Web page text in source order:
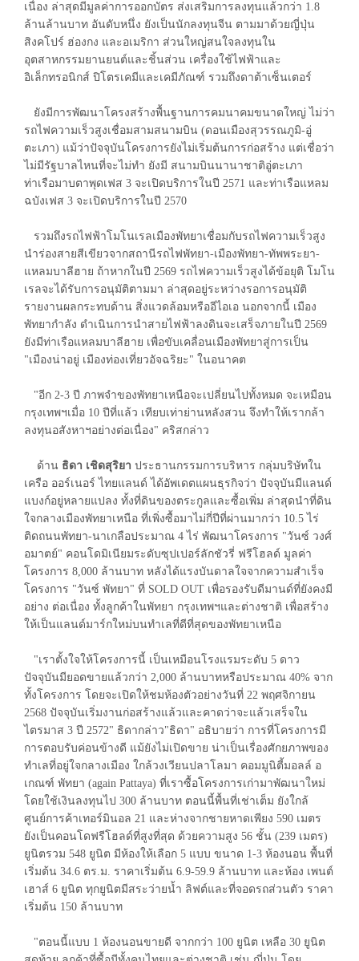
เนื่อง ล่าสุดมีมูลค่าการออกบัตร ส่งเสริมการลงทุนแล้วกว่า 1.8
ล้านล้านบาท อันดับหนึ่ง ยังเป็นนักลงทุนจีน ตามมาด้วยญี่ปุ่น
สิงคโปร์ ฮ่องกง และอเมริกา ส่วนใหญ่สนใจลงทุนใน
อุตสาหกรรมยานยนต์และชิ้นส่วน เครื่องใช้ไฟฟ้าและ
อิเล็กทรอนิกส์ ปิโตรเคมีและเคมีภัณฑ์ รวมถึงดาต้าเซ็นเตอร์
ยังมีการพัฒนาโครงสร้างพื้นฐานการคมนาคมขนาดใหญ่ ไม่ว่า
รถไฟความเร็วสูงเชื่อมสามสนามบิน (ดอนเมืองสุวรรณภูมิ-อู่
ตะเภา) แม้ว่าปัจจุบันโครงการยังไม่เริ่มต้นการก่อสร้าง แต่เชื่อว่า
ไม่มีรัฐบาลไหนที่จะไม่ทำ ยังมี สนามบินนานาชาติอู่ตะเภา
ท่าเรือมาบตาพุดเฟส 3 จะเปิดบริการในปี 2571 และท่าเรือแหลม
ฉบังเฟส 3 จะเปิดบริการในปี 2570
รวมถึงรถไฟฟ้าโมโนเรลเมืองพัทยาเชื่อมกับรถไฟความเร็วสูง
นำร่องสายสีเขียวจากสถานีรถไฟพัทยา-เมืองพัทยา-ทัพพระยา-
แหลมบาลีฮาย ถ้าหากในปี 2569 รถไฟความเร็วสูงได้ข้อยุติ โมโน
เรลจะได้รับการอนุมัติตามมา ล่าสุดอยู่ระหว่างรอการอนุมัติ
รายงานผลกระทบด้าน สิ่งแวดล้อมหรืออีไอเอ นอกจากนี้ เมือง
พัทยากำลัง ดำเนินการนำสายไฟฟ้าลงดินจะเสร็จภายในปี 2569
ยังมีท่าเรือแหลมบาลีฮาย เพื่อขับเคลื่อนเมืองพัทยาสู่การเป็น
"เมืองน่าอยู่ เมืองท่องเที่ยวอัจฉริยะ" ในอนาคต
"อีก 2-3 ปี ภาพจำของพัทยาเหนือจะเปลี่ยนไปทั้งหมด จะเหมือน
กรุงเทพฯเมื่อ 10 ปีที่แล้ว เทียบเท่าย่านหลังสวน จึงทำให้เรากล้า
ลงทุนอสังหาฯอย่างต่อเนื่อง" คริสกล่าว
ด้าน ธิดา เชิดสุริยา ประธานกรรมการบริหาร กลุ่มบริษัทใน
เครือ ออร์เนอร์ ไทยแลนด์ ได้อัพเดตแผนธุรกิจว่า ปัจจุบันมีแลนด์
แบงก์อยู่หลายแปลง ทั้งที่ดินของตระกูลและซื้อเพิ่ม ล่าสุดนำที่ดิน
ใจกลางเมืองพัทยาเหนือ ที่เพิ่งซื้อมาไม่กี่ปีที่ผ่านมากว่า 10.5 ไร่
ติดถนนพัทยา-นาเกลือประมาณ 4 ไร่ พัฒนาโครงการ "วันซ์ วงศ์
อมาตย์" คอนโดมิเนียมระดับซุปเปอร์ลักชัวรี่ ฟรีโฮลด์ มูลค่า
โครงการ 8,000 ล้านบาท หลังได้แรงบันดาลใจจากความสำเร็จ
โครงการ "วันซ์ พัทยา" ที่ SOLD OUT เพื่อรองรับดีมานด์ที่ยังคงมี
อย่าง ต่อเนื่อง ทั้งลูกค้าในพัทยา กรุงเทพฯและต่างชาติ เพื่อสร้าง
ให้เป็นแลนด์มาร์กใหม่บนทำเลที่ดีที่สุดของพัทยาเหนือ
"เราตั้งใจให้โครงการนี้ เป็นเหมือนโรงแรมระดับ 5 ดาว
ปัจจุบันมียอดขายแล้วกว่า 2,000 ล้านบาทหรือประมาณ 40% จาก
ทั้งโครงการ โดยจะเปิดให้ชมห้องตัวอย่างวันที่ 22 พฤศจิกายน
2568 ปัจจุบันเริ่มงานก่อสร้างแล้วและคาดว่าจะแล้วเสร็จใน
ไตรมาส 3 ปี 2572" ธิดากล่าว"ธิดา" อธิบายว่า การที่โครงการมี
การตอบรับค่อนข้างดี แม้ยังไม่เปิดขาย น่าเป็นเรื่องศักยภาพของ
ทำเลที่อยู่ใจกลางเมือง ใกล้วงเวียนปลาโลมา คอมมูนิตี้มอลล์ อ
เกณฑ์ พัทยา (again Pattaya) ที่เราซื้อโครงการเก่ามาพัฒนาใหม่
โดยใช้เงินลงทุนไป 300 ล้านบาท ตอนนี้พื้นที่เช่าเต็ม ยังใกล้
ศูนย์การค้าเทอร์มินอล 21 และห่างจากชายหาดเพียง 590 เมตร
ยังเป็นคอนโดฟรีโฮลด์ที่สูงที่สุด ด้วยความสูง 56 ชั้น (239 เมตร)
ยูนิตรวม 548 ยูนิต มีห้องให้เลือก 5 แบบ ขนาด 1-3 ห้องนอน พื้นที่
เริ่มต้น 34.6 ตร.ม. ราคาเริ่มต้น 6.9-59.9 ล้านบาท และห้อง เพนต์
เฮาส์ 6 ยูนิต ทุกยูนิตมีสระว่ายน้ำ ลิฟต์และที่จอดรถส่วนตัว ราคา
เริ่มต้น 150 ล้านบาท
"ตอนนี้แบบ 1 ห้องนอนขายดี จากกว่า 100 ยูนิต เหลือ 30 ยูนิต